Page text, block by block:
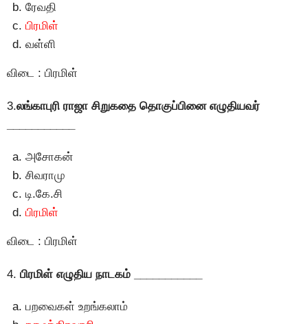
ரேவதி
பிரமிள்
வள்ளி
விடை : பிரமிள்
3.லங்காபுரி ராஜா சிறுகதை தொகுப்பினை எழுதியவர்
அசோகன்
சிவராமு
டி.கே.சி
பிரமிள்
விடை : பிரமிள்
4. பிரமிள் எழுதிய நாடகம் ___________
பறவைகள் உறங்கலாம்